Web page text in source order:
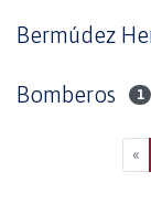
Bermúdez
Bomberos 1
«